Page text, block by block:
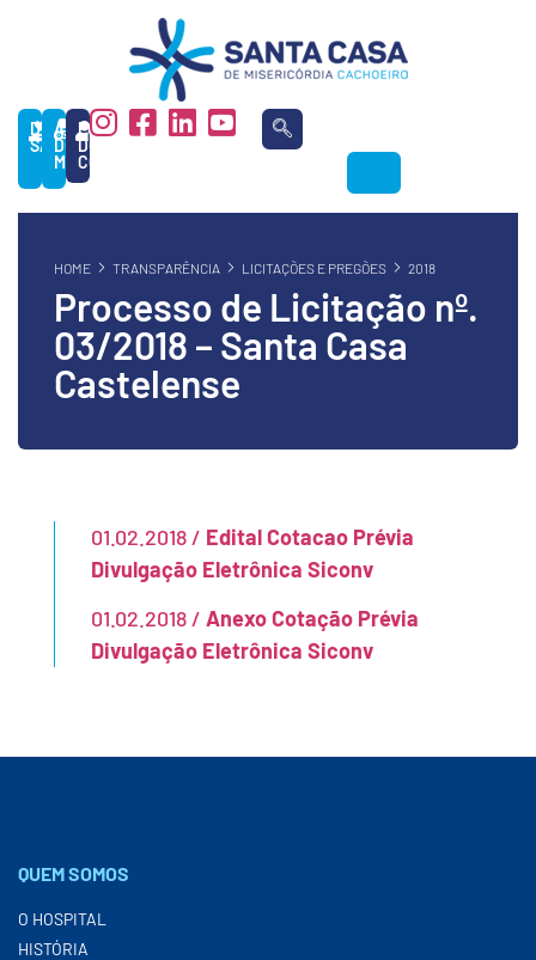
DOAÇÃO
SANGUE
ÁREA
DO
MÉDICO
PORTAL
DO
COLABORADOR
HOME TRANSPARÊNCIA LICITAÇÕES E PREGÕES 2018
Processo de Licitação nº.
03/2018 – Santa Casa
Castelense
01.02.2018 / Edital Cotacao Prévia
Divulgação Eletrônica Siconv
01.02.2018 / Anexo Cotação Prévia
Divulgação Eletrônica Siconv
QUEM SOMOS
O HOSPITAL
HISTÓRIA